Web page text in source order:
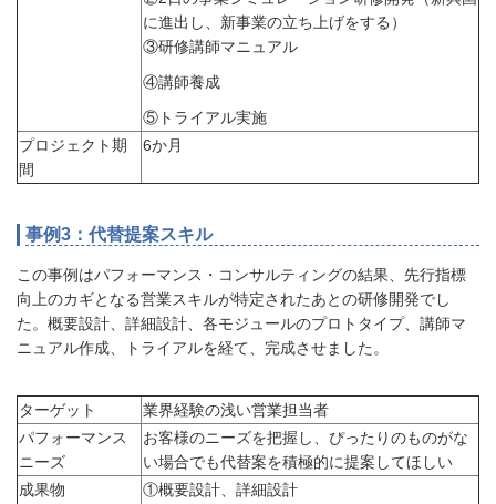
に進出し、新事業の立ち上げをする）
③研修講師マニュアル
④講師養成
⑤トライアル実施
プロジェクト期
間
6か月
事例3：代替提案スキル
この事例はパフォーマンス・コンサルティングの結果、先行指標
向上のカギとなる営業スキルが特定されたあとの研修開発でし
た。概要設計、詳細設計、各モジュールのプロトタイプ、講師マ
ニュアル作成、トライアルを経て、完成させました。
ターゲット
業界経験の浅い営業担当者
パフォーマンス
ニーズ
お客様のニーズを把握し、ぴったりのものがな
い場合でも代替案を積極的に提案してほしい
成果物
①概要設計、詳細設計